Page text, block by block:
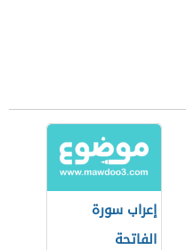
إعراب سورة
الفاتحة